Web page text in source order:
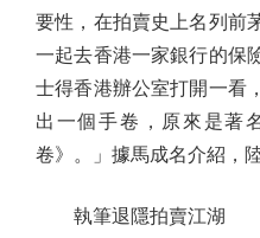
要性，在拍賣史上名列前
一起去香港一家銀行的保
士得香港辦公室打開一看
出一個手卷，原來是著
卷》。」據馬成名介紹，
執筆退隱拍賣江湖